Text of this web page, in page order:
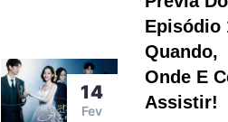
14
Fev
Episódio
Quando,
Onde E
Assistir!